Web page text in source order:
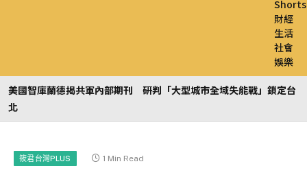
Shorts
財經
生活
社會
娛樂
美國智庫蘭德揭共軍內部期刊 研判「大型城市全域失能戰」鎖定台
北
筱君台灣PLUS 1 Min Read